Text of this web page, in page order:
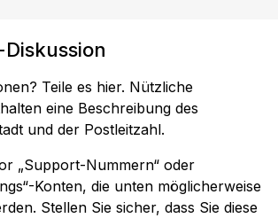
Teile es hier. Nützliche
eine Beschreibung des
und der Postleitzahl.
„Support-Nummern“ oder
Konten, die unten möglicherweise
Stellen Sie sicher, dass Sie diese